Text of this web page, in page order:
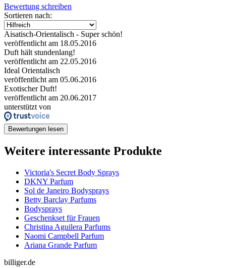
Bewertung schreiben
Sortieren nach:
Aisatisch-Orientalisch - Super schön!
veröffentlicht am 18.05.2016
Duft hält stundenlang!
veröffentlicht am 22.05.2016
Ideal Orientalisch
veröffentlicht am 05.06.2016
Exotischer Duft!
veröffentlicht am 20.06.2017
unterstützt von
Bewertungen lesen
Weitere interessante Produkte
Victoria's Secret Body Sprays
DKNY Parfum
Sol de Janeiro Bodysprays
Betty Barclay Parfums
Bodysprays
Geschenkset für Frauen
Christina Aguilera Parfums
Naomi Campbell Parfum
Ariana Grande Parfum
billiger.de